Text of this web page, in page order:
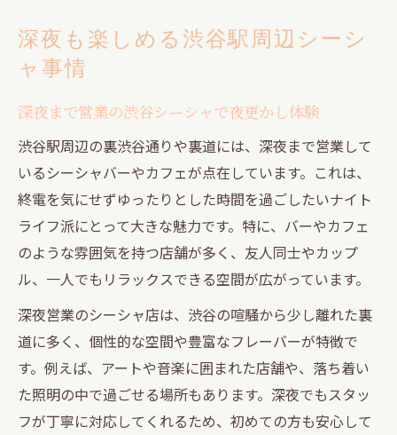
深夜も楽しめる渋谷駅周辺シーシ
ャ事情
深夜まで営業の渋谷シーシャで夜更かし体験
渋谷駅周辺の裏渋谷通りや裏道には、深夜まで営業して
いるシーシャバーやカフェが点在しています。これは、
終電を気にせずゆったりとした時間を過ごしたいナイト
ライフ派にとって大きな魅力です。特に、バーやカフェ
のような雰囲気を持つ店舗が多く、友人同士やカップ
ル、一人でもリラックスできる空間が広がっています。
深夜営業のシーシャ店は、渋谷の喧騒から少し離れた裏
道に多く、個性的な空間や豊富なフレーバーが特徴で
す。例えば、アートや音楽に囲まれた店舗や、落ち着い
た照明の中で過ごせる場所もあります。深夜でもスタッ
フが丁寧に対応してくれるため、初めての方も安心して